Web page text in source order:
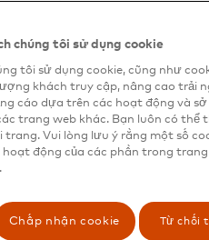
sẽ tiếp tục mua sắm.
thông qua chiến
của bạn tồn tại và
cơ hội tăng trưởng rất
gặp phải những
biên giới, chẳng
nhưng không giới
đơn vị mua lại trong
chúng tôi sử dụng cookie
tôi sử dụng cookie, cũng như
khách truy cập, nâng cao trải
cáo dựa trên các hoạt động và
trang web khác. Bạn luôn có thể
trang. Vui lòng lưu ý rằng một số
hoạt động của các phần trong trang
Chấp nhận cookie Từ chối